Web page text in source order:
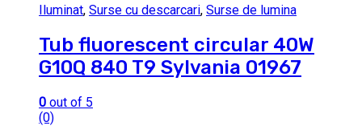
Iluminat, Surse cu descarcari, Surse de lumina
Tub fluorescent circular 40W
G10Q 840 T9 Sylvania 01967
0 out of 5
(0)